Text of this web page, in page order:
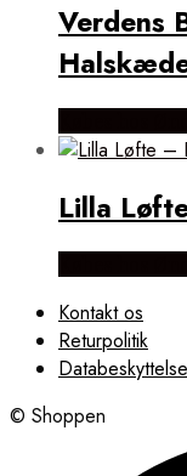
Verdens
Lilla
Kontakt os
Returpolitik
© Shoppen